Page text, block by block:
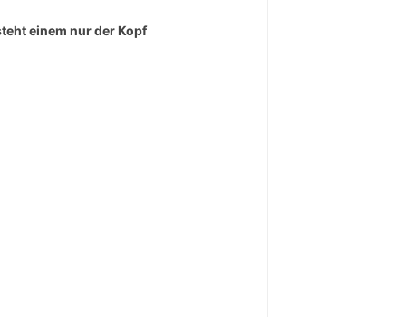
einem nur der Kopf